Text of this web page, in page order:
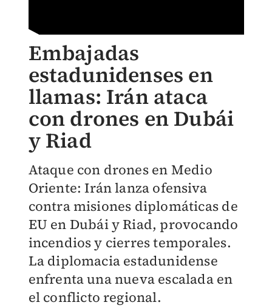
Embajadas
estadunidenses en
llamas: Irán ataca
con drones en Dubái
y Riad
Ataque con drones en Medio
Oriente: Irán lanza ofensiva
contra misiones diplomáticas de
EU en Dubái y Riad, provocando
incendios y cierres temporales.
La diplomacia estadunidense
enfrenta una nueva escalada en
el conflicto regional.